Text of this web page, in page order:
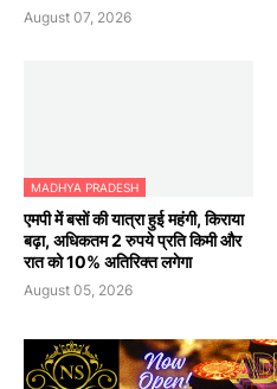
August 07, 2026
MADHYA PRADESH
एमपी में बसों की यात्रा हुई महंगी, किराया
बढ़ा, अधिकतम 2 रुपये प्रति किमी और
रात को 10% अतिरिक्त लगेगा
August 05, 2026